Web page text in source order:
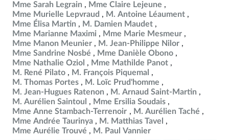
Mme Sarah Legrain
Mme Claire Lejeune
Mme Murielle Lepvraud
M. Antoine Léaument
Mme Élisa Martin
M. Damien Maudet
Mme Marianne Maximi
Mme Marie Mesmeur
Mme Manon Meunier
M. Jean-Philippe Nilor
Mme Sandrine Nosbé
Mme Danièle Obono
Mme Nathalie Oziol
Mme Mathilde Panot
M. René Pilato
M. François Piquemal
M. Thomas Portes
M. Loïc Prud'homme
M. Jean-Hugues Ratenon
M. Arnaud Saint-Martin
M. Aurélien Saintoul
Mme Ersilia Soudais
Mme Anne Stambach-Terrenoir
M. Aurélien Taché
Mme Andrée Taurinya
M. Matthias Tavel
Mme Aurélie Trouvé
M. Paul Vannier